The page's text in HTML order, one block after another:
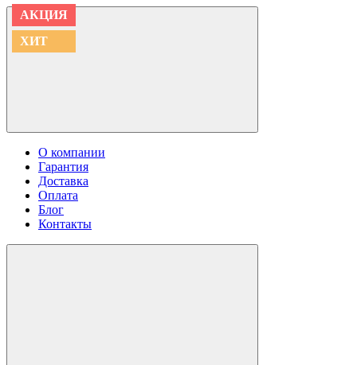
О компании
Гарантия
Доставка
Оплата
Блог
Контакты
АКЦИЯ
ХИТ
АКЦИЯ
ХИТ
АКЦИЯ
АКЦИЯ
АКЦИЯ
АКЦИЯ